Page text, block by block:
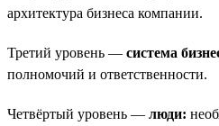
архитектура бизнеса компании.
Третий уровень — система
полномочий и ответственности.
Четвёртый уровень — люди: